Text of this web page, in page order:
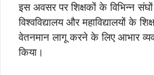
इस अवसर पर शिक्षकों के विभिन्न
विश्वविद्यालय और महाविद्यालयों के
वेतनमान लागू करने के लिए आभार
किया।